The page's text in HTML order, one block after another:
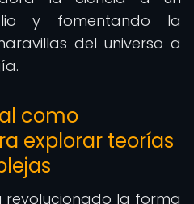
y fomentando la
del universo a
como
explorar teorías
revolucionado la forma